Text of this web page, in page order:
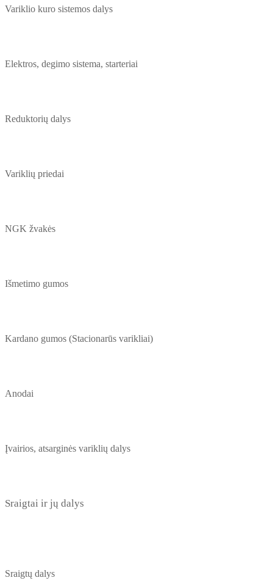
Variklio kuro sistemos dalys
Elektros, degimo sistema, starteriai
Reduktorių dalys
Variklių priedai
NGK žvakės
Išmetimo gumos
Kardano gumos (Stacionarūs varikliai)
Anodai
Įvairios, atsarginės variklių dalys
Sraigtai ir jų dalys
Sraigtų dalys